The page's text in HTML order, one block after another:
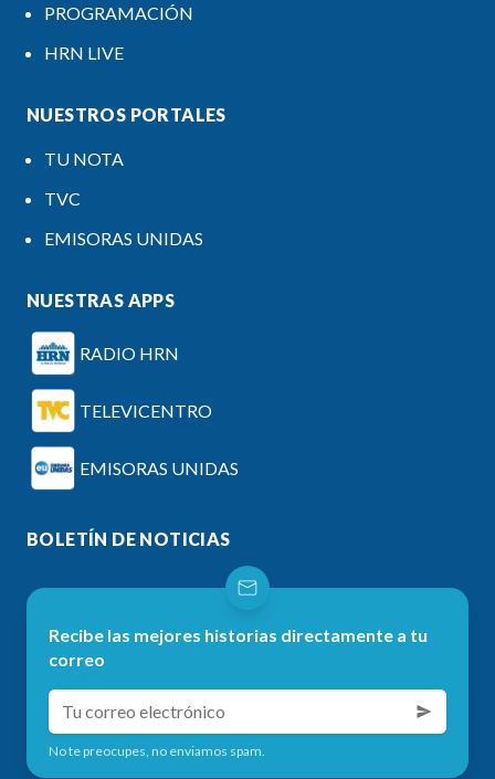
PROGRAMACIÓN
HRN LIVE
NUESTROS PORTALES
TU NOTA
TVC
EMISORAS UNIDAS
NUESTRAS APPS
RADIO HRN
TELEVICENTRO
EMISORAS UNIDAS
BOLETÍN DE NOTICIAS
Recibe las mejores historias directamente a tu
correo
No te preocupes, no enviamos spam.